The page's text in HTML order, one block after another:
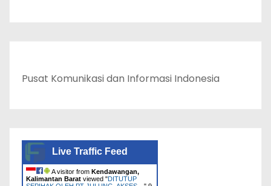
Pusat Komunikasi dan Informasi Indonesia
Live Traffic Feed
A visitor from Kendawangan,
Kalimantan Barat viewed "DITUTUP